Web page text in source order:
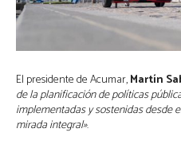
El presidente de Acumar,Martín
de la planificación de políticas
implementadas y sostenidas desde
mirada integral».